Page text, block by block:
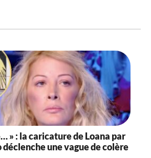
» : la caricature de Loana par
une vague de colère